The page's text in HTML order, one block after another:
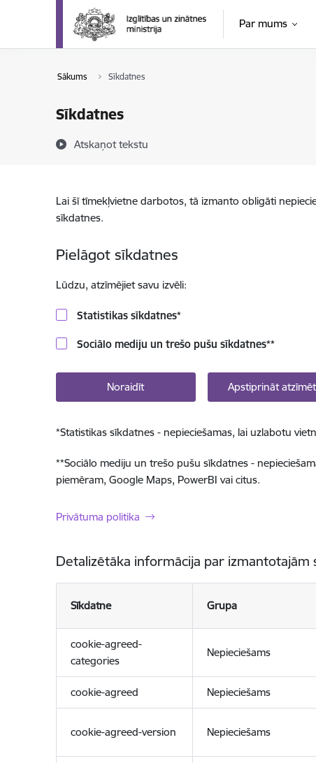
Pāriet uz lapas saturu
Par mums
Sākums Sīkdatnes
Sīkdatnes
Atskaņot tekstu
Lai šī tīmekļvietne darbotos, tā izmanto obligāti
sīkdatnes.
Pielāgot sīkdatnes
Lūdzu, atzīmējiet savu izvēli:
Statistikas sīkdatnes*
Sociālo mediju un trešo pušu sīkdatnes**
Noraidīt Apstiprināt
*Statistikas sīkdatnes - nepieciešamas, lai uzlabotu
**Sociālo mediju un trešo pušu sīkdatnes -
piemēram, Google Maps, PowerBI vai citus.
Privātuma politika
Detalizētāka informācija par izmantotajām
Sīkdatne Grupa
cookie-agreed-
categories
Nepieciešams
cookie-agreed Nepieciešams
cookie-agreed-version Nepieciešams